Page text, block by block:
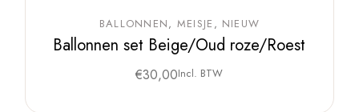
BALLONNEN MEISJE NIEUW
Ballonnen set Beige/Oud roze/Roest
€30,00Incl. BTW